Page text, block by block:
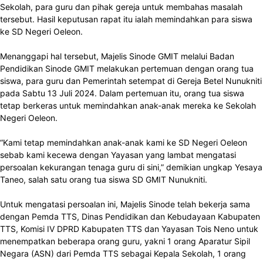
Sekolah, para guru dan pihak gereja untuk membahas masalah
tersebut. Hasil keputusan rapat itu ialah memindahkan para siswa
ke SD Negeri Oeleon.
Menanggapi hal tersebut, Majelis Sinode GMIT melalui Badan
Pendidikan Sinode GMIT melakukan pertemuan dengan orang tua
siswa, para guru dan Pemerintah setempat di Gereja Betel Nunukniti
pada Sabtu 13 Juli 2024. Dalam pertemuan itu, orang tua siswa
tetap berkeras untuk memindahkan anak-anak mereka ke Sekolah
Negeri Oeleon.
“Kami tetap memindahkan anak-anak kami ke SD Negeri Oeleon
sebab kami kecewa dengan Yayasan yang lambat mengatasi
persoalan kekurangan tenaga guru di sini,” demikian ungkap Yesaya
Taneo, salah satu orang tua siswa SD GMIT Nunukniti.
Untuk mengatasi persoalan ini, Majelis Sinode telah bekerja sama
dengan Pemda TTS, Dinas Pendidikan dan Kebudayaan Kabupaten
TTS, Komisi IV DPRD Kabupaten TTS dan Yayasan Tois Neno untuk
menempatkan beberapa orang guru, yakni 1 orang Aparatur Sipil
Negara (ASN) dari Pemda TTS sebagai Kepala Sekolah, 1 orang